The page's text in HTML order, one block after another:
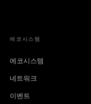
에코시스템
에코시스템
네트워크
이벤트